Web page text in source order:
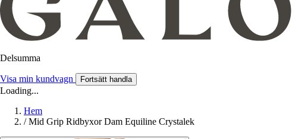
Delsumma
Visa min kundvagn Fortsätt handla
Loading...
Hem
/ Mid Grip Ridbyxor Dam Equiline Crystalek